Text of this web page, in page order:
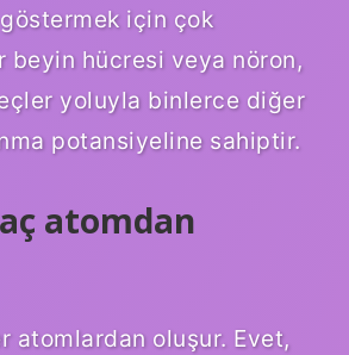
için çok
beyin hücresi veya nöron,
yoluyla binlerce diğer
potansiyeline sahiptir.
atomdan
atomlardan oluşur. Evet,